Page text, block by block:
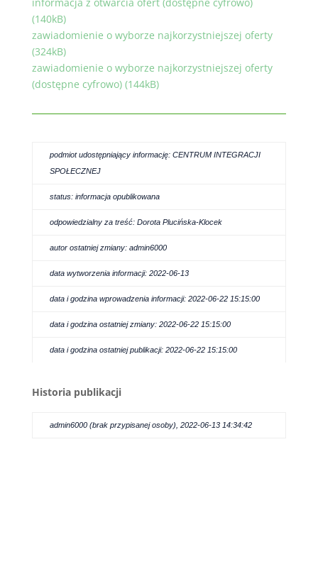
(140kB)
zawiadomienie o wyborze najkorzystniejszej oferty
(324kB)
zawiadomienie o wyborze najkorzystniejszej oferty
(dostępne cyfrowo) (144kB)
podmiot udostępniający informację: CENTRUM INTEGRACJI
SPOŁECZNEJ
status: informacja opublikowana
odpowiedzialny za treść: Dorota Plucińska-Klocek
autor ostatniej zmiany: admin6000
data wytworzenia informacji: 2022-06-13
data i godzina wprowadzenia informacji: 2022-06-22 15:15:00
data i godzina ostatniej zmiany: 2022-06-22 15:15:00
data i godzina ostatniej publikacji: 2022-06-22 15:15:00
Historia publikacji
admin6000 (brak przypisanej osoby), 2022-06-13 14:34:42